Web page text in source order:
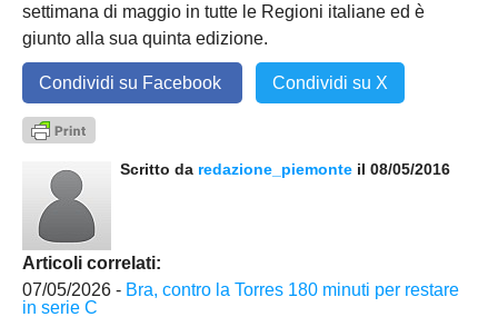
settimana di maggio in tutte le Regioni italiane ed è
giunto alla sua quinta edizione.
Condividi su Facebook Condividi su X
Scritto da redazione_piemonte il 08/05/2016
Articoli correlati:
07/05/2026 - Bra, contro la Torres 180 minuti per restare
in serie C